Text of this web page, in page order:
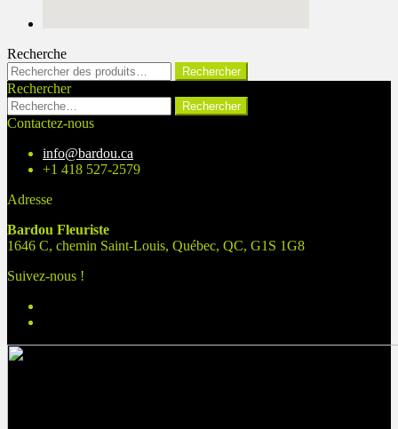
Recherche
Rechercher :
Rechercher
Rechercher
Rechercher :
Contactez-nous
info@bardou.ca
+1 418 527-2579
Adresse
Bardou Fleuriste
1646 C, chemin Saint-Louis, Québec, QC, G1S 1G8
Suivez-nous !